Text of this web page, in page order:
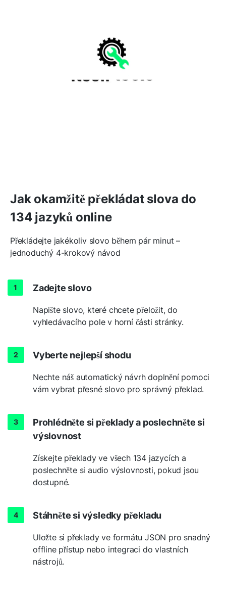
Jak okamžitě překládat slova do
134 jazyků online
Překládejte jakékoliv slovo během pár minut –
jednoduchý 4-krokový návod
Zadejte slovo
Napište slovo, které chcete přeložit, do
vyhledávacího pole v horní části stránky.
Vyberte nejlepší shodu
Nechte náš automatický návrh doplnění pomoci
vám vybrat přesné slovo pro správný překlad.
Prohlédněte si překlady a poslechněte si
výslovnost
Získejte překlady ve všech 134 jazycích a
poslechněte si audio výslovnosti, pokud jsou
dostupné.
Stáhněte si výsledky překladu
Uložte si překlady ve formátu JSON pro snadný
offline přístup nebo integraci do vlastních
nástrojů.